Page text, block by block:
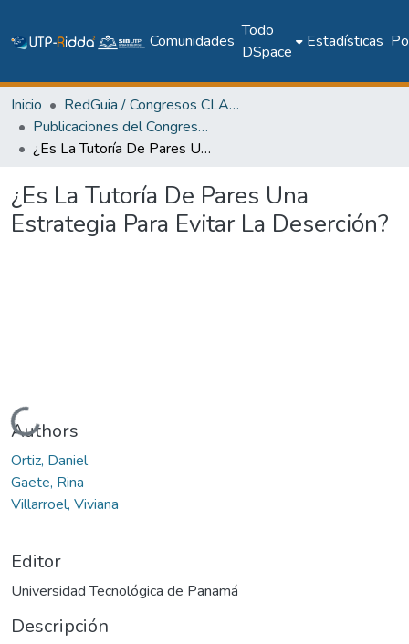
Comunidades
Todo
DSpace
Estadísticas
Inicio
RedGuia / Congresos CLABES
Publicaciones del Congreso Internacional CLABES
¿Es La Tutoría De Pares Una Estrategia Para Evitar La Deserción?
¿Es La Tutoría De Pares Una
Estrategia Para Evitar La Deserción?
Cargando...
Authors
Ortiz, Daniel
Gaete, Rina
Villarroel, Viviana
Editor
Universidad Tecnológica de Panamá
Descripción